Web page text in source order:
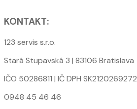
KONTAKT:
123 servis s.r.o.
Stará Stupavská 3 | 83106 Bratislava
IČO 50286811 | IČ DPH SK2120269272
0948 45 46 46